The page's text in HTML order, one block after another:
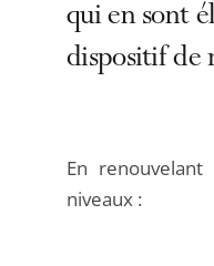
qui en sont
dispositif de
En renouvelant
niveaux :